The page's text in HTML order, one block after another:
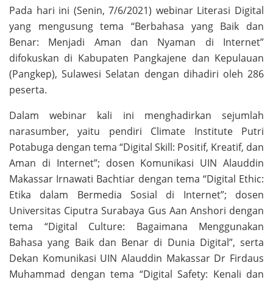
Pada hari ini (Senin, 7/6/2021) webinar Literasi Digital
yang mengusung tema “Berbahasa yang Baik dan
Benar: Menjadi Aman dan Nyaman di Internet”
difokuskan di Kabupaten Pangkajene dan Kepulauan
(Pangkep), Sulawesi Selatan dengan dihadiri oleh 286
peserta.
Dalam webinar kali ini menghadirkan sejumlah
narasumber, yaitu pendiri Climate Institute Putri
Potabuga dengan tema “Digital Skill: Positif, Kreatif, dan
Aman di Internet”; dosen Komunikasi UIN Alauddin
Makassar Irnawati Bachtiar dengan tema “Digital Ethic:
Etika dalam Bermedia Sosial di Internet”; dosen
Universitas Ciputra Surabaya Gus Aan Anshori dengan
tema “Digital Culture: Bagaimana Menggunakan
Bahasa yang Baik dan Benar di Dunia Digital”, serta
Dekan Komunikasi UIN Alauddin Makassar Dr Firdaus
Muhammad dengan tema “Digital Safety: Kenali dan